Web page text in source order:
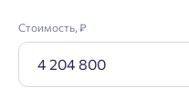
Стоимость, ₽